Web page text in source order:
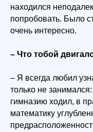
находился
попробовать. Было
очень интересно.
– Что тобой
– Я всегда любил
только не
гимназию ходил, в
математику